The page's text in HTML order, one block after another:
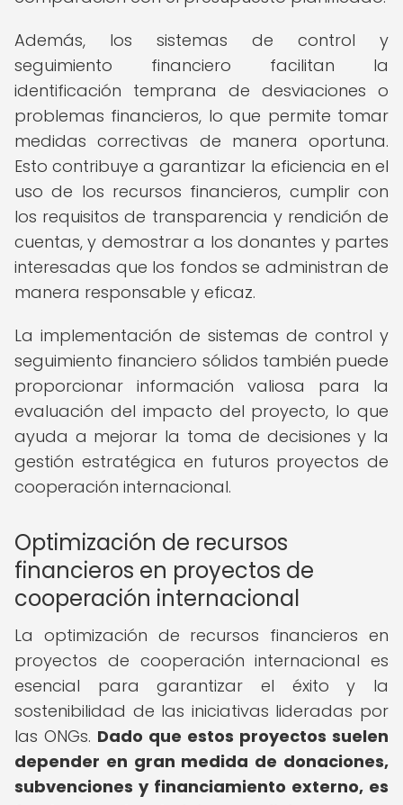
Además, los sistemas de control y
seguimiento financiero facilitan la
identificación temprana de desviaciones o
problemas financieros, lo que permite tomar
medidas correctivas de manera oportuna.
Esto contribuye a garantizar la eficiencia en el
uso de los recursos financieros, cumplir con
los requisitos de transparencia y rendición de
cuentas, y demostrar a los donantes y partes
interesadas que los fondos se administran de
manera responsable y eficaz.
La implementación de sistemas de control y
seguimiento financiero sólidos también puede
proporcionar información valiosa para la
evaluación del impacto del proyecto, lo que
ayuda a mejorar la toma de decisiones y la
gestión estratégica en futuros proyectos de
cooperación internacional.
Optimización de recursos
financieros en proyectos de
cooperación internacional
La optimización de recursos financieros en
proyectos de cooperación internacional es
esencial para garantizar el éxito y la
sostenibilidad de las iniciativas lideradas por
las ONGs. Dado que estos proyectos suelen
depender en gran medida de donaciones,
subvenciones y financiamiento externo, es